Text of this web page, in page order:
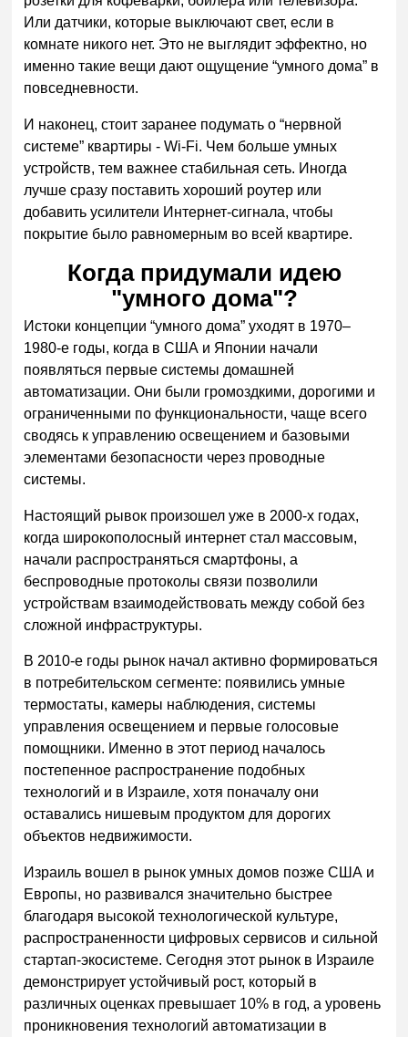
Или датчики, которые выключают свет, если в
комнате никого нет. Это не выглядит эффектно, но
именно такие вещи дают ощущение “умного дома” в
повседневности.
И наконец, стоит заранее подумать о “нервной
системе” квартиры - Wi-Fi. Чем больше умных
устройств, тем важнее стабильная сеть. Иногда
лучше сразу поставить хороший роутер или
добавить усилители Интернет-сигнала, чтобы
покрытие было равномерным во всей квартире.
Когда придумали идею
"умного дома"?
Истоки концепции “умного дома” уходят в 1970–
1980-е годы, когда в США и Японии начали
появляться первые системы домашней
автоматизации. Они были громоздкими, дорогими и
ограниченными по функциональности, чаще всего
сводясь к управлению освещением и базовыми
элементами безопасности через проводные
системы.
Настоящий рывок произошел уже в 2000-х годах,
когда широкополосный интернет стал массовым,
начали распространяться смартфоны, а
беспроводные протоколы связи позволили
устройствам взаимодействовать между собой без
сложной инфраструктуры.
В 2010-е годы рынок начал активно формироваться
в потребительском сегменте: появились умные
термостаты, камеры наблюдения, системы
управления освещением и первые голосовые
помощники. Именно в этот период началось
постепенное распространение подобных
технологий и в Израиле, хотя поначалу они
оставались нишевым продуктом для дорогих
объектов недвижимости.
Израиль вошел в рынок умных домов позже США и
Европы, но развивался значительно быстрее
благодаря высокой технологической культуре,
распространенности цифровых сервисов и сильной
стартап-экосистеме. Сегодня этот рынок в Израиле
демонстрирует устойчивый рост, который в
различных оценках превышает 10% в год, а уровень
проникновения технологий автоматизации в